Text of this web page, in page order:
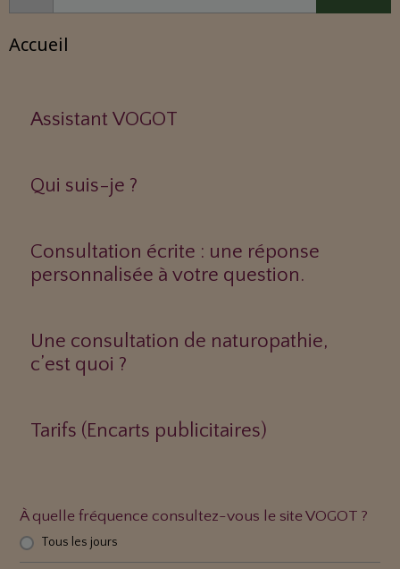
Accueil
Assistant VOGOT
Qui suis-je ?
Consultation écrite : une réponse
personnalisée à votre question.
Une consultation de naturopathie,
c’est quoi ?
Tarifs (Encarts publicitaires)
À quelle fréquence consultez-vous le site VOGOT ?
Tous les jours